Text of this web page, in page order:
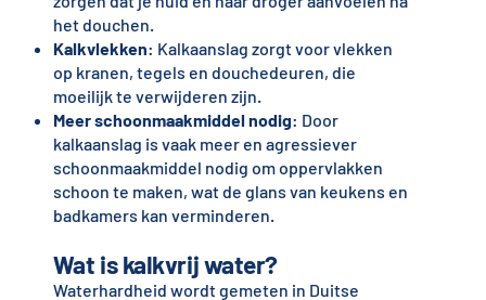
het douchen.
Kalkvlekken: Kalkaanslag zorgt voor vlekken
op kranen, tegels en douchedeuren, die
moeilijk te verwijderen zijn.
Meer schoonmaakmiddel nodig: Door
kalkaanslag is vaak meer en agressiever
schoonmaakmiddel nodig om oppervlakken
schoon te maken, wat de glans van keukens en
badkamers kan verminderen.
Wat is kalkvrij water?
Waterhardheid wordt gemeten in Duitse